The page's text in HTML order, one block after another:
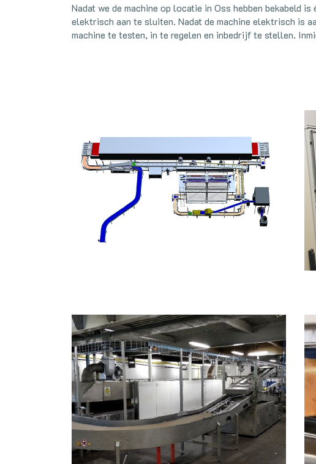
Nadat we de machine op locatie in Oss hebben bekabeld
elektrisch aan te sluiten. Nadat de machine elektrisch is
machine te testen, in te regelen en inbedrijf te stellen.